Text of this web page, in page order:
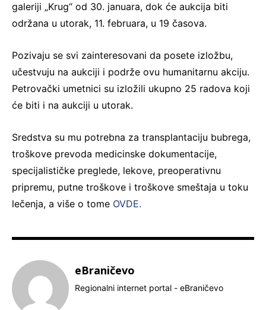
galeriji „Krug“ od 30. januara, dok će aukcija biti
održana u utorak, 11. februara, u 19 časova.
Pozivaju se svi zainteresovani da posete izložbu,
učestvuju na aukciji i podrže ovu humanitarnu akciju.
Petrovački umetnici su izložili ukupno 25 radova koji
će biti i na aukciji u utorak.
Sredstva su mu potrebna za transplantaciju bubrega,
troškove prevoda medicinske dokumentacije,
specijalističke preglede, lekove, preoperativnu
pripremu, putne troškove i troškove smeštaja u toku
lečenja, a više o tome OVDE.
eBraničevo
Regionalni internet portal - eBraničevo